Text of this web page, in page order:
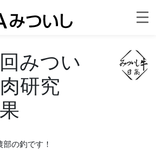
みつい
研究
の釣です！